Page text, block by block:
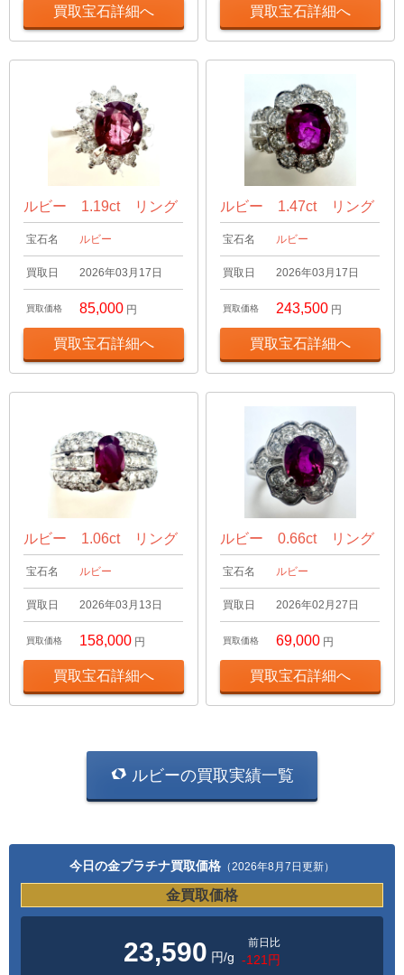
買取宝石詳細へ 買取宝石詳細へ
ルビー 1.19ct リング
宝石名 ルビー
買取日 2026年03月17日
買取価格 85,000 円
買取宝石詳細へ
ルビー 1.47ct リング
宝石名 ルビー
買取日 2026年03月17日
買取価格 243,500 円
買取宝石詳細へ
ルビー 1.06ct リング
宝石名 ルビー
買取日 2026年03月13日
買取価格 158,000 円
買取宝石詳細へ
ルビー 0.66ct リング
宝石名 ルビー
買取日 2026年02月27日
買取価格 69,000 円
買取宝石詳細へ
ルビーの買取実績一覧
今日の金プラチナ買取価格 （2026年8月7日更新）
金買取価格
23,590 円/g
前日比
-121円